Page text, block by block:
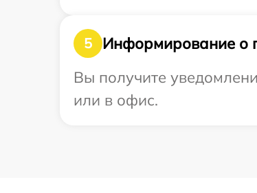
5
Информирование о
Вы получите
или в офис.